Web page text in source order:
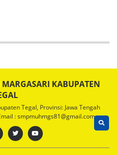
KABUPATEN
Tegal, Provinsi: Jawa Tengah
: smpmuhmgs81@gmail.com